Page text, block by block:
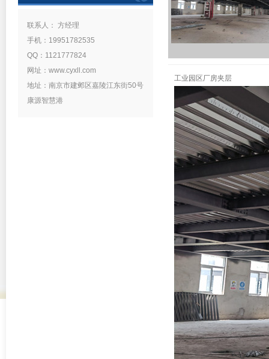
工业园区厂房夹层
联系人： 方经理
手机：19951782535
QQ：1121777824
网址：www.cyxll.com
地址：南京市建邺区嘉陵江东街50号
康源智慧港